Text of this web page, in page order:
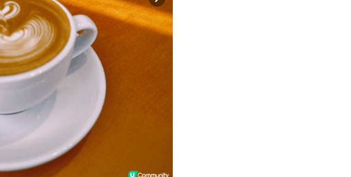
Next slide